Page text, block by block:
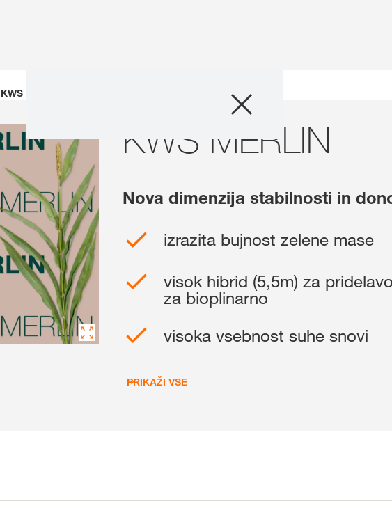
Zgodbe in
myKWS
KWS MERLIN
KWS MERLIN
Nova dimenzija stabilnosti in
izrazita bujnost zelene mase
visok hibrid (5,5m) za
za bioplinarno
visoka vsebnost suhe snovi
PRIKAŽI VSE